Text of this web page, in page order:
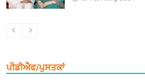
ਪੀਡੀਐਫ/ਪੁਸਤਕਾਂ